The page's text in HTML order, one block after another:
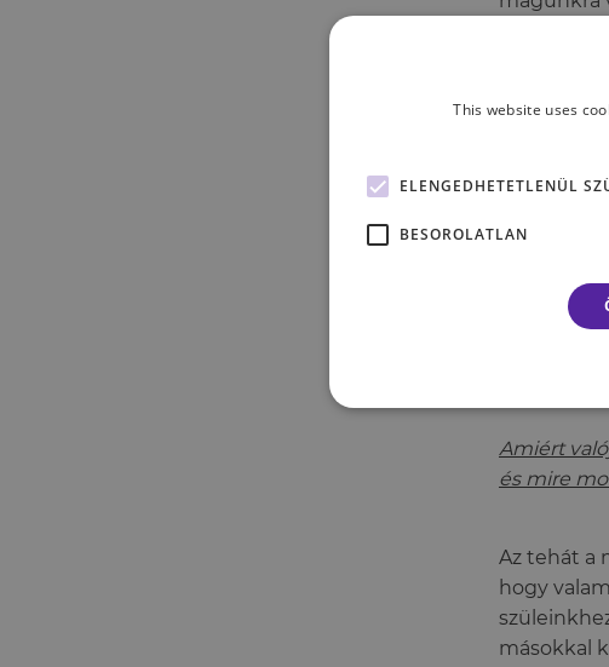
amikor
amikor
Ha
Amiért
és mire
Az tehát a
hogy
másokkal
This website uses
ELENGEDHETETLENÜL
BESOROLATLAN